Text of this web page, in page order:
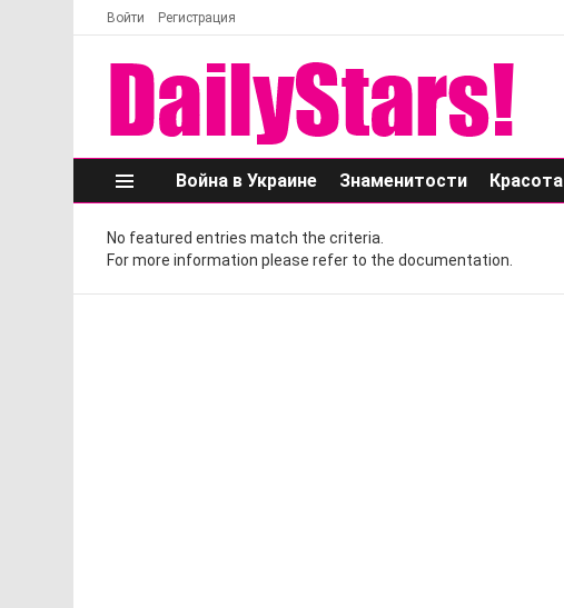
Войти Регистрация
Меню
Война в Украине Знаменитости Красота
No featured entries match the criteria.
For more information please refer to the documentation.